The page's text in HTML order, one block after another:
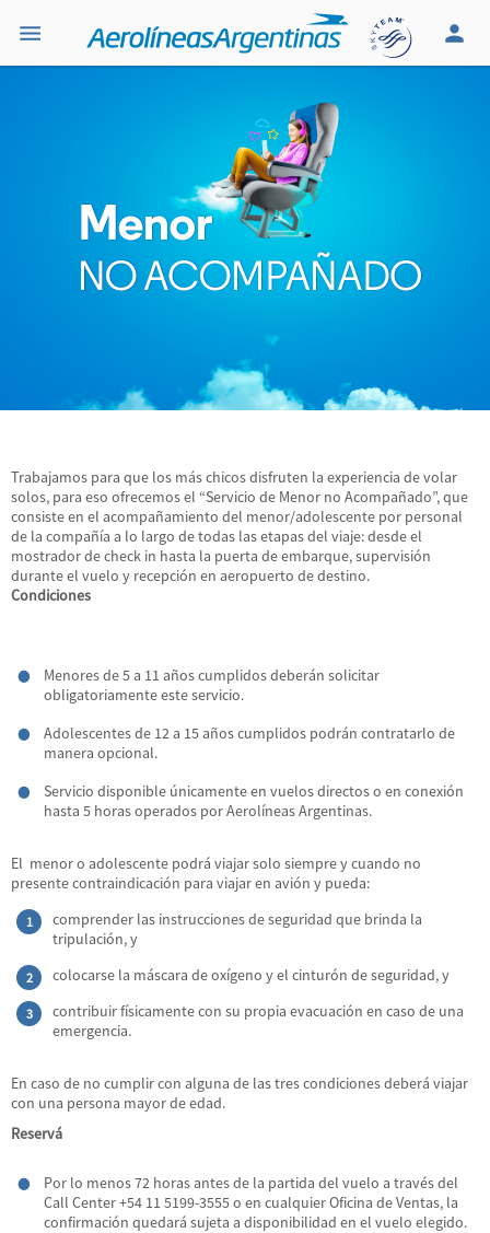
Trabajamos para que los más chicos disfruten la experiencia de volar
solos, para eso ofrecemos el “Servicio de Menor no Acompañado”, que
consiste en el acompañamiento del menor/adolescente por personal
de la compañía a lo largo de todas las etapas del viaje: desde el
mostrador de check in hasta la puerta de embarque, supervisión
durante el vuelo y recepción en aeropuerto de destino.
Condiciones
Menores de 5 a 11 años cumplidos deberán solicitar
obligatoriamente este servicio.
Adolescentes de 12 a 15 años cumplidos podrán contratarlo de
manera opcional.
Servicio disponible únicamente en vuelos directos o en conexión
hasta 5 horas operados por Aerolíneas Argentinas.
El menor o adolescente podrá viajar solo siempre y cuando no
presente contraindicación para viajar en avión y pueda:
comprender las instrucciones de seguridad que brinda la
tripulación, y
colocarse la máscara de oxígeno y el cinturón de seguridad, y
contribuir físicamente con su propia evacuación en caso de una
emergencia.
En caso de no cumplir con alguna de las tres condiciones deberá viajar
con una persona mayor de edad.
Reservá
Por lo menos 72 horas antes de la partida del vuelo a través del
Call Center +54 11 5199-3555 o en cualquier Oficina de Ventas, la
confirmación quedará sujeta a disponibilidad en el vuelo elegido.